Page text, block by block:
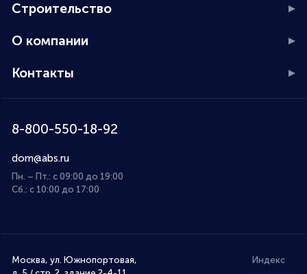
Строительство
О компании
Контакты
8-800-550-18-92
dom@abs.ru
Пн. – Пт.: с 09:00 до 19:00
Сб.: с 10:00 до 17:00
Москва, ул. Южнопортовая,
Индекс